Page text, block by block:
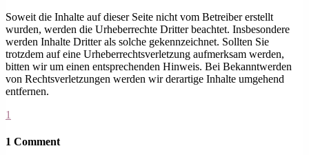
Soweit die Inhalte auf dieser Seite nicht vom Betreiber erstellt
wurden, werden die Urheberrechte Dritter beachtet. Insbesondere
werden Inhalte Dritter als solche gekennzeichnet. Sollten Sie
trotzdem auf eine Urheberrechtsverletzung aufmerksam werden,
bitten wir um einen entsprechenden Hinweis. Bei Bekanntwerden
von Rechtsverletzungen werden wir derartige Inhalte umgehend
entfernen.
1
1 Comment